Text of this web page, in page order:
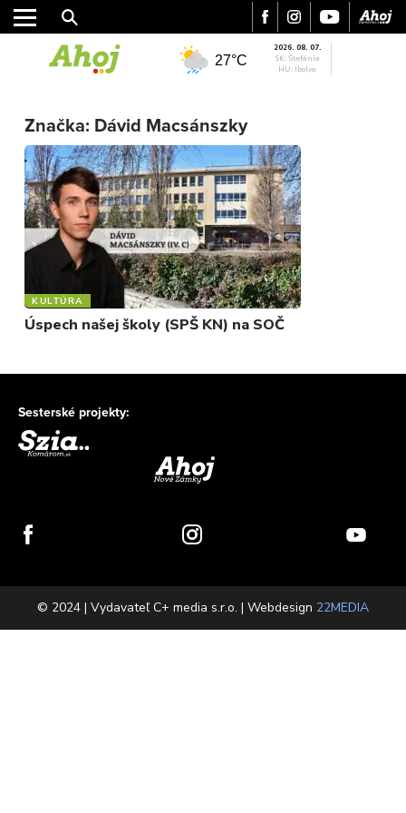
REGIÓN
ŠPORT
KULTÚRA
FOTKY
VIDEO
MIX
27°C
2026. 08. 07.
SK: Štefánia
HU: Ibolya
Značka: Dávid Macsánszky
KULTÚRA
Úspech našej školy (SPŠ KN) na SOČ
Sesterské projekty:
© 2024 | Vydavateľ C+ media s.r.o. | Webdesign 22MEDIA